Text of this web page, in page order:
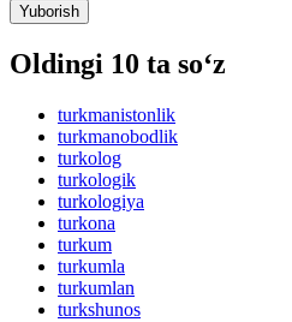
Yuborish
Oldingi 10 ta so‘z
turkmanistonlik
turkmanobodlik
turkolog
turkologik
turkologiya
turkona
turkum
turkumla
turkumlan
turkshunos